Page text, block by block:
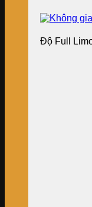
Độ Full